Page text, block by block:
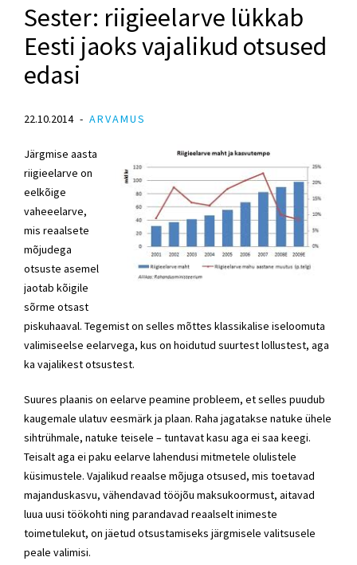
Sester: riigieelarve lükkab
Eesti jaoks vajalikud otsused
edasi
22.10.2014 ARVAMUS
Järgmise aasta
riigieelarve on
eelkõige
vaheeelarve,
mis reaalsete
mõjudega
otsuste asemel
jaotab kõigile
sõrme otsast
piskuhaaval. Tegemist on selles mõttes klassikalise iseloomuta
valimiseelse eelarvega, kus on hoidutud suurtest lollustest, aga
ka vajalikest otsustest.
Suures plaanis on eelarve peamine probleem, et selles puudub
kaugemale ulatuv eesmärk ja plaan. Raha jagatakse natuke ühele
sihtrühmale, natuke teisele – tuntavat kasu aga ei saa keegi.
Teisalt aga ei paku eelarve lahendusi mitmetele olulistele
küsimustele. Vajalikud reaalse mõjuga otsused, mis toetavad
majanduskasvu, vähendavad tööjõu maksukoormust, aitavad
luua uusi töökohti ning parandavad reaalselt inimeste
toimetulekut, on jäetud otsustamiseks järgmisele valitsusele
peale valimisi.